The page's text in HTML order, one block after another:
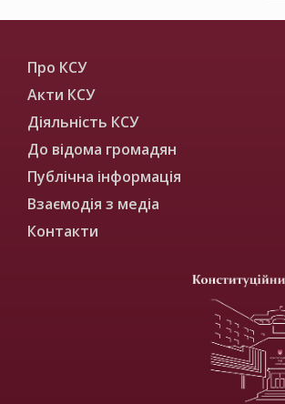
Про КСУ
Акти КСУ
Діяльність КСУ
До відома громадян
Публічна інформація
Взаємодія з медіа
Контакти